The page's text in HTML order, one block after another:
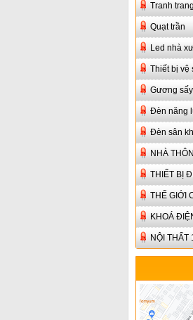
Tranh
Quạt trần
Led nhà
Thiết bị vệ
Gương
Đèn năng
Đèn sân
NHÀ
THIẾT BỊ
THẾ GIỚI
KHOÁ
NỘI THẤT